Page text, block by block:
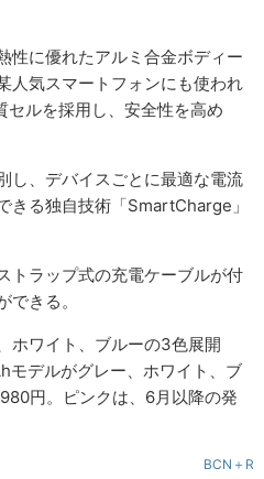
性に優れたアルミ合金ボディー
人気スマートフォンにも使われ
セルを採用し、安全性を高め
し、デバイスごとに最適な電流
きる独自技術「SmartCharge」
トラップ式の充電ケーブルが付
きる。
ホワイト、ブルーの3色展開
デルがグレー、ホワイト、ブ
円。ピンクは、6月以降の発
BCN＋R